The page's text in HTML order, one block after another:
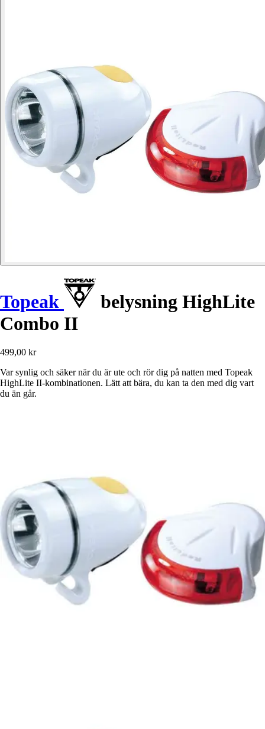
Topeak
belysning HighLite
Combo II
499,00 kr
Var synlig och säker när du är ute och rör dig på natten med Topeak
HighLite II-kombinationen. Lätt att bära, du kan ta den med dig vart
du än går.